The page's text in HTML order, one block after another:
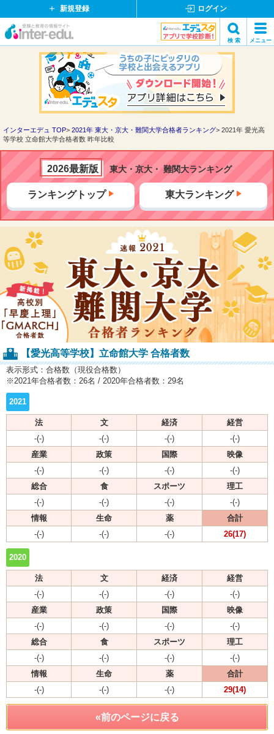
新規登録 ログイン
イ
ド
ッ
ト
検 索 メニュー
検索
インターエデュ TOP 2021年 東大・京大・難関大学合格者ランキング
2021年 愛光高
等学校 立命館大学合格者数 昨年比較
2026最新版 東大・京大・ 難関大ランキング
ランキングトップ 東大ランキング
【愛光高等学校】立命館大学 合格者数
表示形式：合格数（現役合格数）
※2021年合格者数：26名 / 2020年合格者数：29名
2021
法 文 経済
経営
-(-)
-(-) -(-)
-(-)
産業
政策 国際
映像
-(-)
-(-) -(-)
-(-)
総合
食 スポーツ
理工
-(-)
-(-) -(-)
-(-)
情報
生命 薬
合計
-(-)
-(-) -(-) 26(17)
2020
法 文 経済
経営
-(-)
-(-) -(-)
-(-)
産業
政策 国際
映像
-(-)
-(-) -(-)
-(-)
総合
食 スポーツ
理工
-(-)
-(-) -(-)
-(-)
情報
生命 薬
合計
-(-)
-(-) -(-) 29(14)
«前のページに戻る